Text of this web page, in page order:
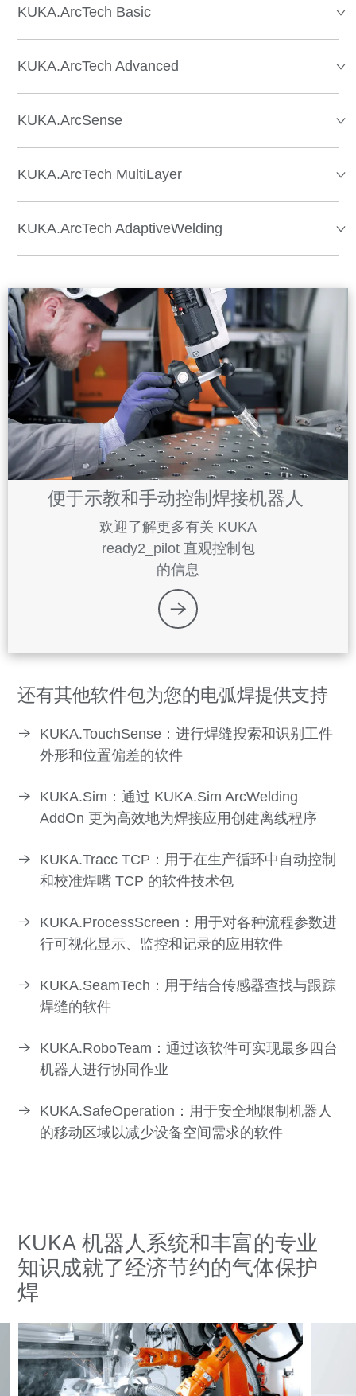
KUKA.ArcTech Basic
KUKA.ArcTech Advanced
KUKA.ArcSense
KUKA.ArcTech MultiLayer
KUKA.ArcTech AdaptiveWelding
便于示教和手动控制焊接机器人
欢迎了解更多有关 KUKA
ready2_pilot 直观控制包
的信息
还有其他软件包为您的电弧焊提供支持
KUKA.TouchSense：进行焊缝搜索和识别工件
外形和位置偏差的软件
KUKA.Sim：通过 KUKA.Sim ArcWelding
AddOn 更为高效地为焊接应用创建离线程序
KUKA.Tracc TCP：用于在生产循环中自动控制
和校准焊嘴 TCP 的软件技术包
KUKA.ProcessScreen：用于对各种流程参数进
行可视化显示、监控和记录的应用软件
KUKA.SeamTech：用于结合传感器查找与跟踪
焊缝的软件
KUKA.RoboTeam：通过该软件可实现最多四台
机器人进行协同作业
KUKA.SafeOperation：用于安全地限制机器人
的移动区域以减少设备空间需求的软件
KUKA 机器人系统和丰富的专业
知识成就了经济节约的气体保护
焊